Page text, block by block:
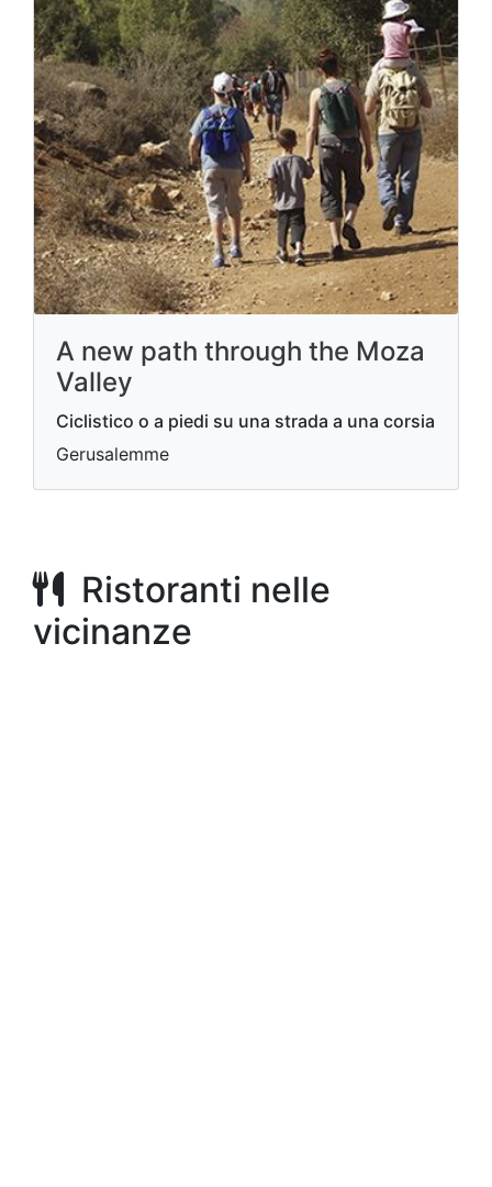
A new path through the Moza
Valley
Ciclistico o a piedi su una strada a una corsia
Gerusalemme
Ristoranti nelle
vicinanze